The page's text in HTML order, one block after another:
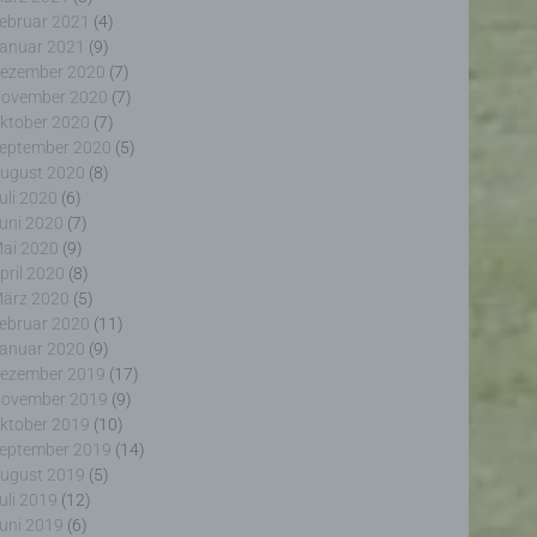
2021 (4)
2021 (9)
2020 (7)
2020 (7)
2020 (7)
2020 (5)
2020 (8)
2020 (6)
2020 (7)
2020 (9)
2020 (8)
2020 (5)
2020 (11)
2020 (9)
2019 (17)
2019 (9)
2019 (10)
2019 (14)
2019 (5)
2019 (12)
2019 (6)